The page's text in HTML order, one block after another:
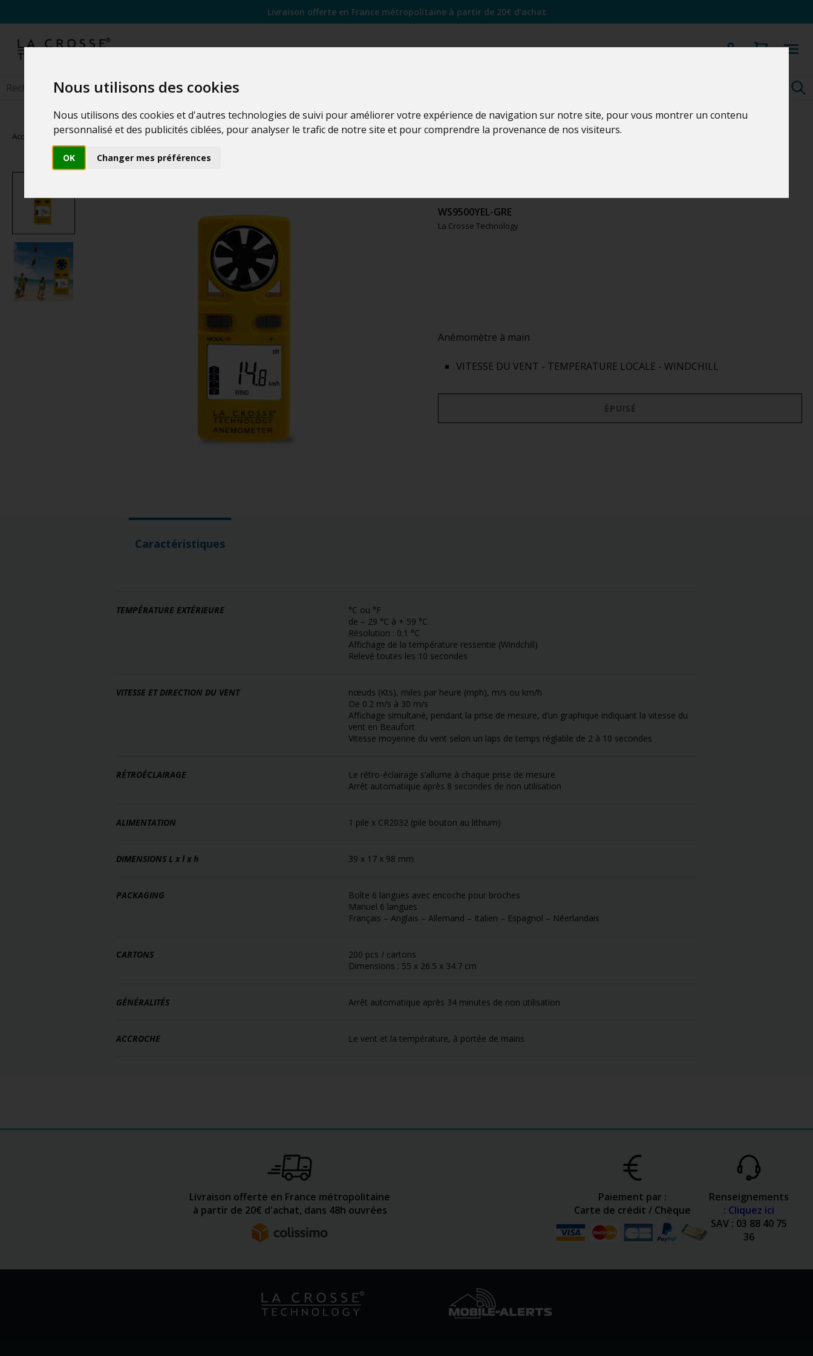
Nous utilisons des cookies
Nous utilisons des cookies et d'autres technologies de suivi pour améliorer votre expérience de navigation sur notre site, pour vous montrer un contenu
personnalisé et des publicités ciblées, pour analyser le trafic de notre site et pour comprendre la provenance de nos visiteurs.
OK Changer mes préférences
Livraison offerte en France métropolitaine à partir de 20€ d'achat
Accueil Appareils spécialisés
WS9500YEL-GRE
La Crosse Technology
Anémomètre à main
VITESSE DU VENT - TEMPERATURE LOCALE - WINDCHILL
ÉPUISÉ
Caractéristiques
TEMPÉRATURE EXTÉRIEURE
°C ou °F
de – 29 °C à + 59 °C
Résolution : 0.1 °C
Affichage de la température ressentie (Windchill)
Relevé toutes les 10 secondes
VITESSE ET DIRECTION DU VENT
nœuds (Kts), miles par heure (mph), m/s ou km/h
De 0.2 m/s à 30 m/s
Affichage simultané, pendant la prise de mesure, d’un graphique indiquant la vitesse du
vent en Beaufort
Vitesse moyenne du vent selon un laps de temps réglable de 2 à 10 secondes
RÉTROÉCLAIRAGE
Le rétro-éclairage s’allume à chaque prise de mesure
Arrêt automatique après 8 secondes de non utilisation
ALIMENTATION 1 pile x CR2032 (pile bouton au lithium)
DIMENSIONS L x l x h 39 x 17 x 98 mm
PACKAGING
Boîte 6 langues avec encoche pour broches
Manuel 6 langues
Français – Anglais – Allemand – Italien – Espagnol – Néerlandais
CARTONS
200 pcs / cartons
Dimensions : 55 x 26.5 x 34.7 cm
GÉNÉRALITÉS Arrêt automatique après 34 minutes de non utilisation
ACCROCHE Le vent et la température, à portée de mains
Livraison offerte en France métropolitaine
à partir de 20€ d'achat, dans 48h ouvrées
Paiement par :
Carte de crédit / Chèque
Renseignements
: Cliquez ici
SAV : 03 88 40 75
36